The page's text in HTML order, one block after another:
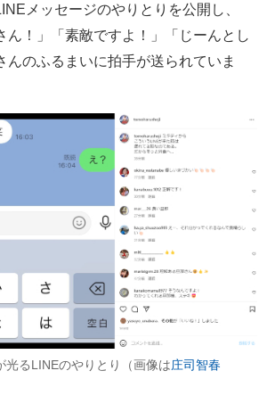
新トレンド
イスの未来
のヒント
詳説
ミュニティ
く分かる
専門サイト
総合サイト
・事例
メッセージのやりとりを公開し、
ん！」「素敵ですよ！」「じーんとし
んのふるまいに拍手が送られていま
光るLINEのやりとり（画像は庄司智春